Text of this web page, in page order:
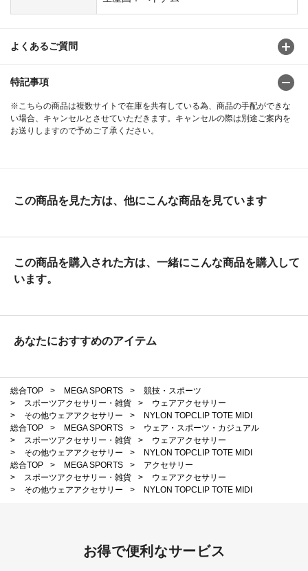
よくあるご質問
特記事項
※こちらの商品は複数サイトで在庫を共有している為、商品の手配ができな
い場合、キャンセルとさせていただきます。キャンセルの際は別途ご案内を
お送りしますので予めご了承ください。
この商品を見た方は、他にこんな商品を見ています
この商品を購入された方は、一緒にこんな商品を購入して
います。
あなたにおすすめのアイテム
総合TOP > MEGA SPORTS >
競技・スポーツ
>
スポーツアクセサリー・雑貨 >
ウェアアクセサリー
>
その他ウェアアクセサリー >
NYLON TOPCLIP TOTE MIDI
総合TOP
> MEGA SPORTS >
ウェア・スポーツ・カジュアル
>
スポーツアクセサリー・雑貨 >
ウェアアクセサリー
>
その他ウェアアクセサリー >
NYLON TOPCLIP TOTE MIDI
総合TOP
> MEGA SPORTS >
アクセサリー
>
スポーツアクセサリー・雑貨 >
ウェアアクセサリー
>
その他ウェアアクセサリー > NYLON TOPCLIP TOTE MIDI
お得で便利なサービス